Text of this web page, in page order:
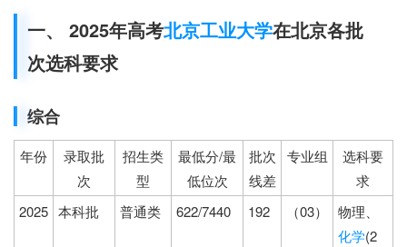
一、 2025年高考北京工业大学在北京各批
次选科要求
综合
年份
录取批
次
招生类
型
最低分/最
低位次
批次
线差
专业组
选科要
求
2025 本科批 普通类 622/7440 192 （03）
物理、
化学(2